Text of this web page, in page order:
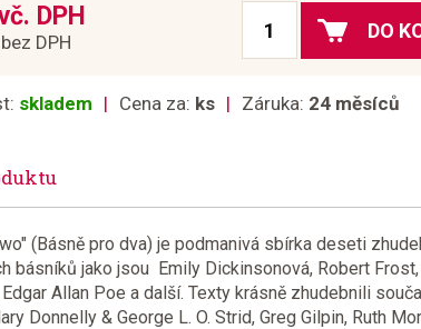
DPH
DPH
DO
skladem Cena za: ks Záruka: 24 měsíců
(Básně pro dva) je podmanivá sbírka deseti
básníků jako jsou Emily Dickinsonová, Robert Frost,
Allan Poe a další. Texty krásně zhudebnili
Donnelly & George L. O. Strid, Greg Gilpin, Ruth